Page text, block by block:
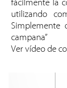
fácilmente la
utilizando
Simplemente
campana”
Ver vídeo de